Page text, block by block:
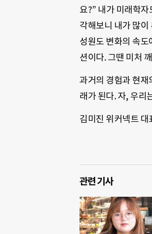
요?” 내가 미래학
각해보니 내가 많이
성원도 변화의 속도
션이다. 그땐 미처
과거의 경험과 현재
래가 된다. 자, 우리
김미진 위커넥트 대
관련 기사